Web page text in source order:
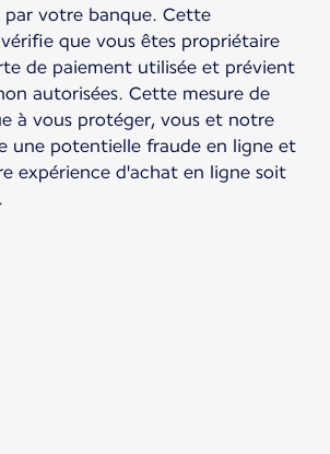
votre banque. Cette
que vous êtes propriétaire
de paiement utilisée et prévient
autorisées. Cette mesure de
à vous protéger, vous et notre
une potentielle fraude en ligne et
expérience d'achat en ligne soit